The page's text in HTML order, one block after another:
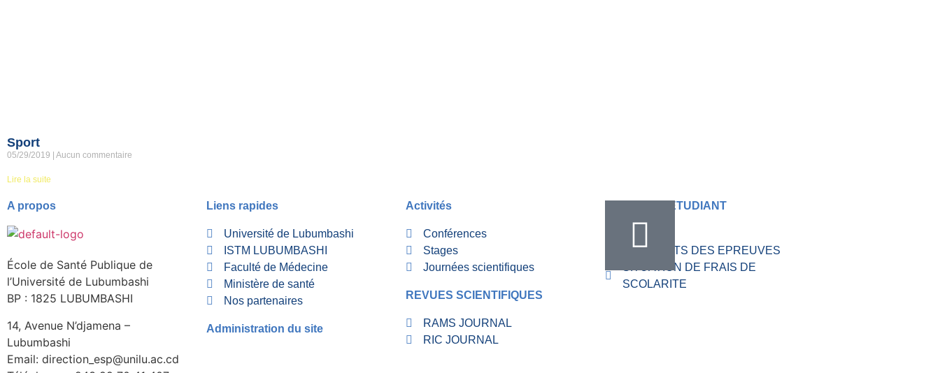
Sport
05/29/2019 Aucun commentaire
Lire la suite
A propos
École de Santé Publique de
l’Université de Lubumbashi
BP : 1825 LUBUMBASHI
14, Avenue N’djamena –
Lubumbashi
Email: direction_esp@unilu.ac.cd
Liens rapides
Université de Lubumbashi
ISTM LUBUMBASHI
Faculté de Médecine
Ministère de santé
Nos partenaires
Administration du site
Activités
Conférences
Stages
Journées scientifiques
REVUES SCIENTIFIQUES
RAMS JOURNAL
RIC JOURNAL
RUBRIQUE ETUDIANT
RESULTATS DES EPREUVES
SITUATION DE FRAIS DE
SCOLARITE